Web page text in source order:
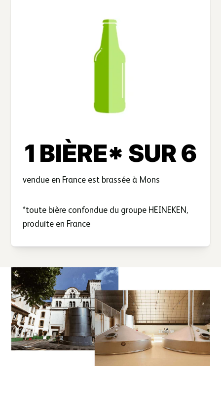
1 BIÈRE* SUR 6
vendue en France est brassée à Mons
*toute bière confondue du groupe HEINEKEN,
produite en France